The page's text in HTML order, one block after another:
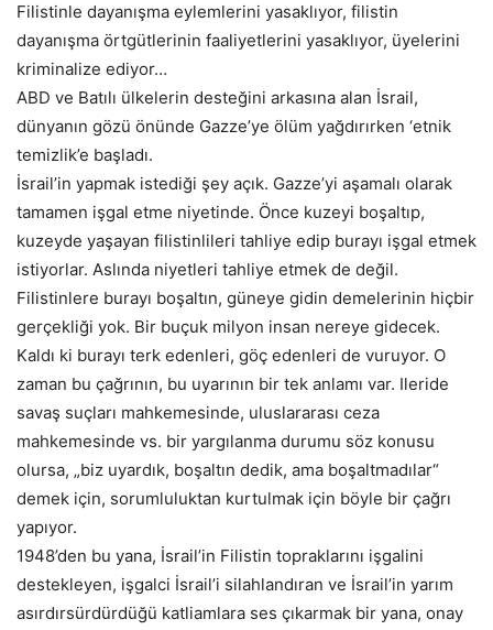
Filistinle dayanışma eylemlerini yasaklıyor, filistin
dayanışma örtgütlerinin faaliyetlerini yasaklıyor, üyelerini
kriminalize ediyor…
ABD ve Batılı ülkelerin desteğini arkasına alan İsrail,
dünyanın gözü önünde Gazze’ye ölüm yağdırırken ‘etnik
temizlik’e başladı.
İsrail’in yapmak istediği şey açık. Gazze’yi aşamalı olarak
tamamen işgal etme niyetinde. Önce kuzeyi boşaltıp,
kuzeyde yaşayan filistinlileri tahliye edip burayı işgal etmek
istiyorlar. Aslında niyetleri tahliye etmek de değil.
Filistinlere burayı boşaltın, güneye gidin demelerinin hiçbir
gerçekliği yok. Bir buçuk milyon insan nereye gidecek.
Kaldı ki burayı terk edenleri, göç edenleri de vuruyor. O
zaman bu çağrının, bu uyarının bir tek anlamı var. Ileride
savaş suçları mahkemesinde, uluslararası ceza
mahkemesinde vs. bir yargılanma durumu söz konusu
olursa, „biz uyardık, boşaltın dedik, ama boşaltmadılar“
demek için, sorumluluktan kurtulmak için böyle bir çağrı
yapıyor.
1948’den bu yana, İsrail’in Filistin topraklarını işgalini
destekleyen, işgalci İsrail’i silahlandıran ve İsrail’in yarım
asırdırsürdürdüğü katliamlara ses çıkarmak bir yana, onay